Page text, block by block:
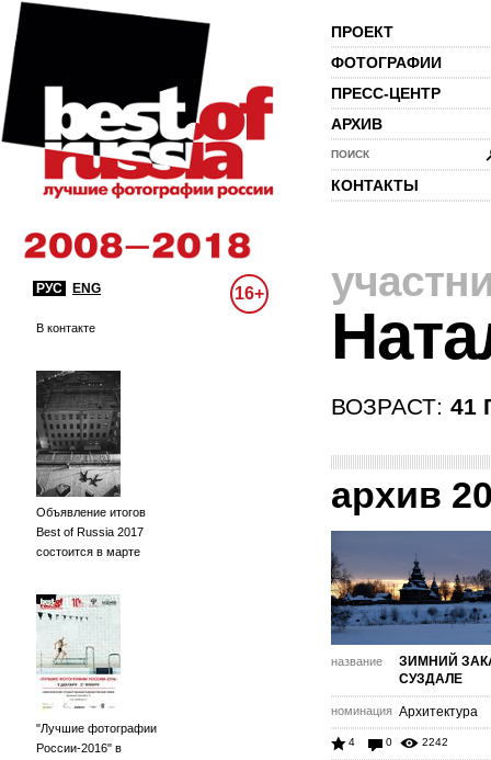
ПРОЕКТ
ФОТОГРАФИИ
ПРЕСС-ЦЕНТР
АРХИВ
ПОИСК
КОНТАКТЫ
РУС ENG 16+
В контакте
Объявление итогов
Best of Russia 2017
состоится в марте
"Лучшие фотографии
России-2016" в
ВОЗРАСТ: 41
архив
название
ЗИМНИЙ
СУЗДАЛЕ
номинация Архитектура
4 0 2242